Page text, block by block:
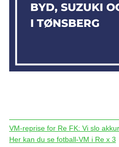
VM-reprise for Re FK: Vi slo
Her kan du se fotball-VM i Re x 3